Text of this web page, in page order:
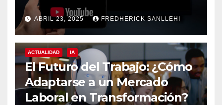
ABRIL 23, 2025 FREDHERICK SANLLEHI
ACTUALIDAD IA
El Futuro del Trabajo: ¿Cómo
Adaptarse a un Mercado
Laboral en Transformación?